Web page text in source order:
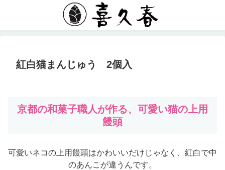
紅白猫まんじゅう 2個入
京都の和菓子職人が作る、可愛い猫の上用
饅頭
可愛いネコの上用饅頭はかわいいだけじゃなく、紅白で中
のあんこが違うんです。